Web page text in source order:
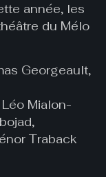
année, les
du Mélo
Georgeault,
Mialon-
Traback